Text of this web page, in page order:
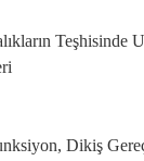
Teşhisinde
Dikiş